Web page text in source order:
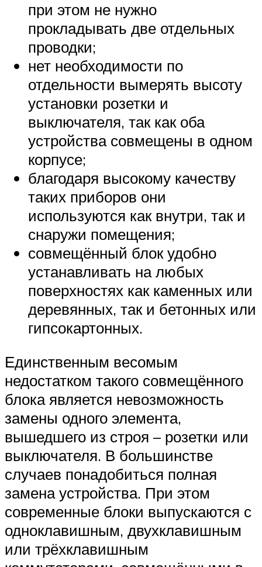
при этом не нужно
прокладывать две отдельных
проводки;
нет необходимости по
отдельности вымерять высоту
установки розетки и
выключателя, так как оба
устройства совмещены в одном
корпусе;
благодаря высокому качеству
таких приборов они
используются как внутри, так и
снаружи помещения;
совмещённый блок удобно
устанавливать на любых
поверхностях как каменных или
деревянных, так и бетонных или
гипсокартонных.
Единственным весомым
недостатком такого совмещённого
блока является невозможность
замены одного элемента,
вышедшего из строя – розетки или
выключателя. В большинстве
случаев понадобиться полная
замена устройства. При этом
современные блоки выпускаются с
одноклавишным, двухклавишным
или трёхклавишным